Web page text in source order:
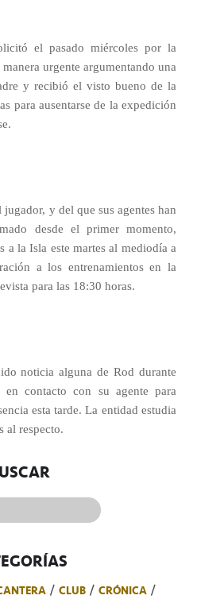
el pasado miércoles por la
manera urgente argumentando una
y recibió el visto bueno de la
para ausentarse de la expedición
y del que sus agentes han
desde el primer momento,
a la Isla este martes al mediodía a
a los entrenamientos en la
para las 18:30 horas.
noticia alguna de Rod durante
contacto con su agente para
esta tarde. La entidad estudia
al respecto.
CLUB
CRÓNICA